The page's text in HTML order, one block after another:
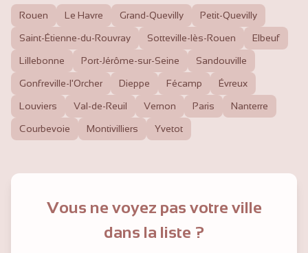
Rouen Le Havre Grand-Quevilly Petit-Quevilly
Saint-Étienne-du-Rouvray Sotteville-lès-Rouen Elbeuf
Lillebonne Port-Jérôme-sur-Seine Sandouville
Gonfreville-l'Orcher Dieppe Fécamp Évreux
Louviers Val-de-Reuil Vernon Paris Nanterre
Courbevoie Montivilliers Yvetot
Vous ne voyez pas votre ville
dans la liste ?